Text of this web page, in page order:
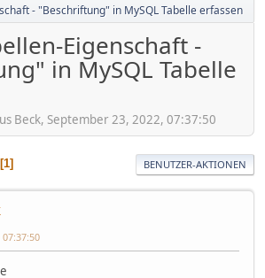
- "Beschriftung" in MySQL Tabelle erfassen
Eigenschaft -
in MySQL Tabelle
Beck, September 23, 2022, 07:37:50
1 BENUTZER-AKTIONEN